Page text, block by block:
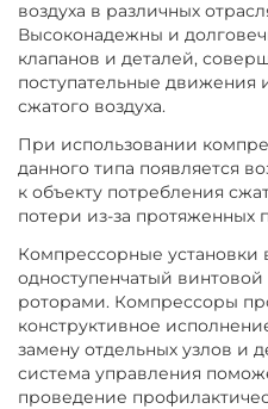
воздуха в различных
Высоконадежны и
клапанов и деталей,
поступательные движения
сжатого воздуха.
При использовании
данного типа появляется
к объекту потребления
потери из-за протяженных
Компрессорные установки
одноступенчатый
роторами. Компрессоры
конструктивное
замену отдельных узлов и
система управления
проведение